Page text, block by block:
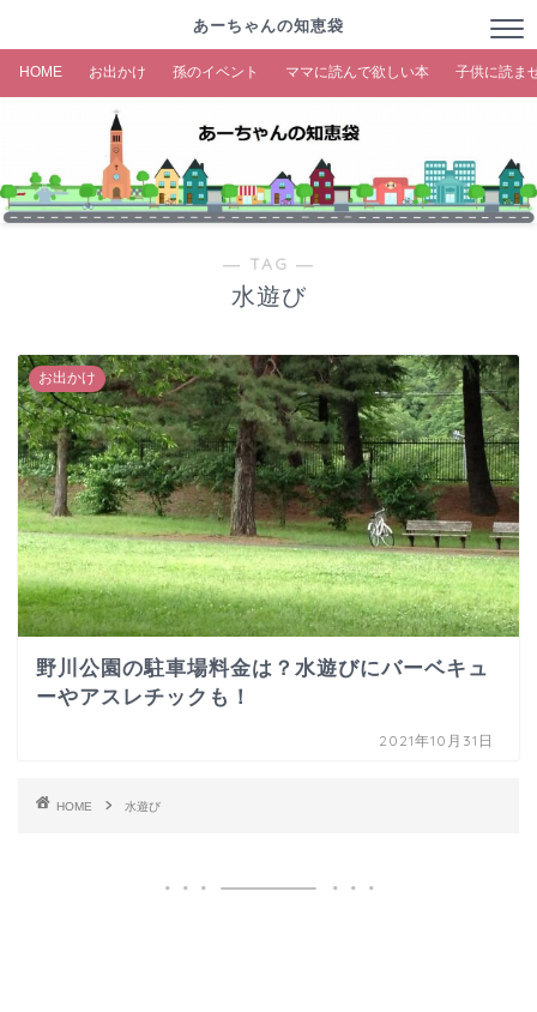
あーちゃんの知恵袋
HOME お出かけ 孫のイベント ママに読んで欲しい本 子供に読ま
― TAG ―
水遊び
お出かけ
野川公園の駐車場料金は？水遊びにバーベキュ
ーやアスレチックも！
2021年10月31日
HOME 水遊び